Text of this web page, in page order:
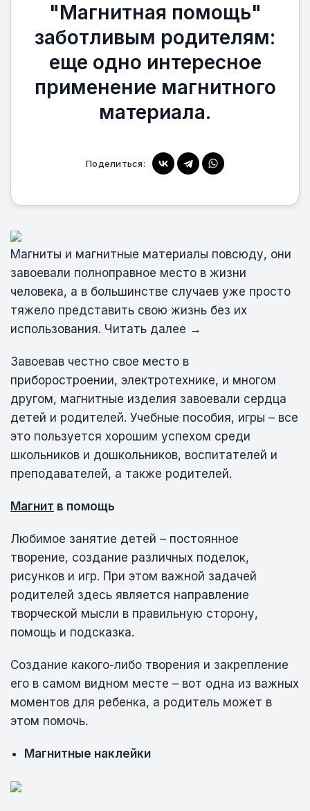
"Магнитная помощь"
заботливым родителям:
еще одно интересное
применение магнитного
материала.
Поделиться:
Магниты и магнитные материалы повсюду, они
завоевали полноправное место в жизни
человека, а в большинстве случаев уже просто
тяжело представить свою жизнь без их
использования. Читать далее →
Завоевав честно свое место в
приборостроении, электротехнике, и многом
другом, магнитные изделия завоевали сердца
детей и родителей. Учебные пособия, игры – все
это пользуется хорошим успехом среди
школьников и дошкольников, воспитателей и
преподавателей, а также родителей.
Магнит в помощь
Любимое занятие детей – постоянное
творение, создание различных поделок,
рисунков и игр. При этом важной задачей
родителей здесь является направление
творческой мысли в правильную сторону,
помощь и подсказка.
Создание какого-либо творения и закрепление
его в самом видном месте – вот одна из важных
моментов для ребенка, а родитель может в
этом помочь.
Магнитные наклейки